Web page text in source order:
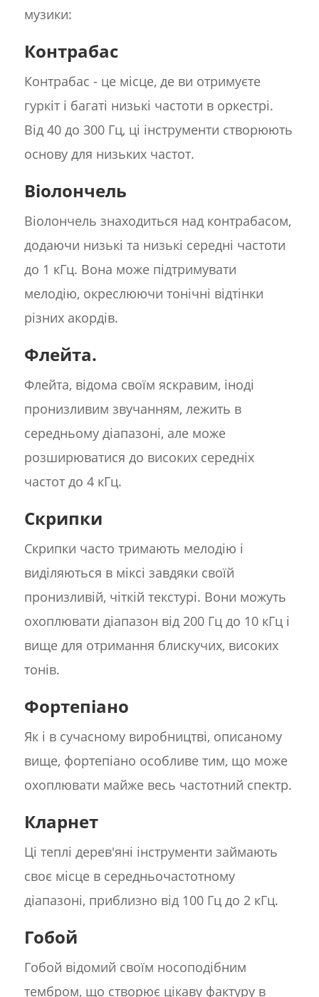
музики:
Контрабас
Контрабас - це місце, де ви отримуєте
гуркіт і багаті низькі частоти в оркестрі.
Від 40 до 300 Гц, ці інструменти створюють
основу для низьких частот.
Віолончель
Віолончель знаходиться над контрабасом,
додаючи низькі та низькі середні частоти
до 1 кГц. Вона може підтримувати
мелодію, окреслюючи тонічні відтінки
різних акордів.
Флейта.
Флейта, відома своїм яскравим, іноді
пронизливим звучанням, лежить в
середньому діапазоні, але може
розширюватися до високих середніх
частот до 4 кГц.
Скрипки
Скрипки часто тримають мелодію і
виділяються в міксі завдяки своїй
пронизливій, чіткій текстурі. Вони можуть
охоплювати діапазон від 200 Гц до 10 кГц і
вище для отримання блискучих, високих
тонів.
Фортепіано
Як і в сучасному виробництві, описаному
вище, фортепіано особливе тим, що може
охоплювати майже весь частотний спектр.
Кларнет
Ці теплі дерев'яні інструменти займають
своє місце в середньочастотному
діапазоні, приблизно від 100 Гц до 2 кГц.
Гобой
Гобой відомий своїм носоподібним
тембром, що створює цікаву фактуру в